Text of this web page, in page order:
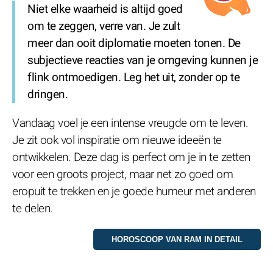
Niet elke waarheid is altijd goed
om te zeggen, verre van. Je zult
meer dan ooit diplomatie moeten tonen. De
subjectieve reacties van je omgeving kunnen je
flink ontmoedigen. Leg het uit, zonder op te
dringen.
Vandaag voel je een intense vreugde om te leven.
Je zit ook vol inspiratie om nieuwe ideeën te
ontwikkelen. Deze dag is perfect om je in te zetten
voor een groots project, maar net zo goed om
eropuit te trekken en je goede humeur met anderen
te delen.